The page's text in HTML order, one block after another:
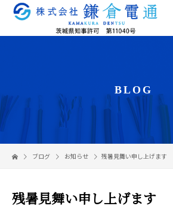
BLOG
ブログ お知らせ 残暑見舞い申し上げます
残暑見舞い申し上げます